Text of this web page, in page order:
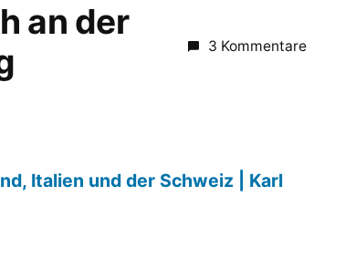
an der
3 Kommentare
Italien und der Schweiz | Karl